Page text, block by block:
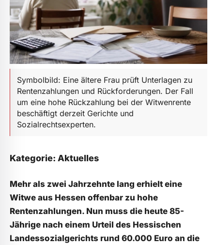
Symbolbild: Eine ältere Frau prüft Unterlagen zu
Rentenzahlungen und Rückforderungen. Der Fall
um eine hohe Rückzahlung bei der Witwenrente
beschäftigt derzeit Gerichte und
Sozialrechtsexperten.
Kategorie: Aktuelles
Mehr als zwei Jahrzehnte lang erhielt eine
Witwe aus Hessen offenbar zu hohe
Rentenzahlungen. Nun muss die heute 85-
Jährige nach einem Urteil des Hessischen
Landessozialgerichts rund 60.000 Euro an die